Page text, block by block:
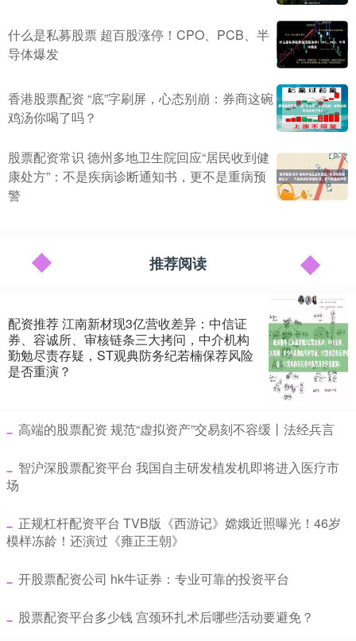
什么是私募股票 超百股涨停！CPO、PCB、半
导体爆发
香港股票配资 “底”字刷屏，心态别崩：券商这碗
鸡汤你喝了吗？
股票配资常识 德州多地卫生院回应“居民收到健
康处方”：不是疾病诊断通知书，更不是重病预
警
推荐阅读
配资推荐 江南新材现3亿营收差异：中信证
券、容诚所、审核链条三大拷问，中介机构
勤勉尽责存疑，ST观典防务纪若楠保荐风险
是否重演？
​高端的股票配资 规范“虚拟资产”交易刻不容缓丨法经兵言
​智沪深股票配资平台 我国自主研发植发机即将进入医疗市
场
​正规杠杆配资平台 TVB版《西游记》嫦娥近照曝光！46岁
模样冻龄！还演过《雍正王朝》
​开股票配资公司 hk牛证券：专业可靠的投资平台
​股票配资平台多少钱 宫颈环扎术后哪些活动要避免？